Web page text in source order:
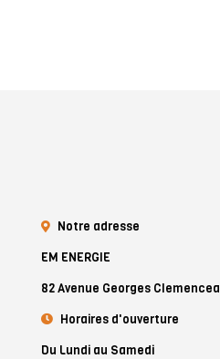
Notre adresse
EM ENERGIE
82 Avenue Georges
Horaires d'ouverture
Du Lundi au Samedi